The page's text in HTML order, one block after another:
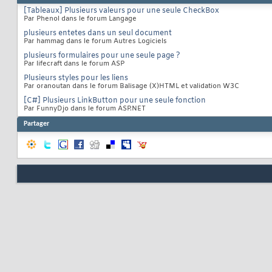
[Tableaux] Plusieurs valeurs pour une seule CheckBox
Par Phenol dans le forum Langage
plusieurs entetes dans un seul document
Par hammag dans le forum Autres Logiciels
plusieurs formulaires pour une seule page ?
Par lifecraft dans le forum ASP
Plusieurs styles pour les liens
Par oranoutan dans le forum Balisage (X)HTML et validation W3C
[C#] Plusieurs LinkButton pour une seule fonction
Par FunnyDjo dans le forum ASP.NET
Partager